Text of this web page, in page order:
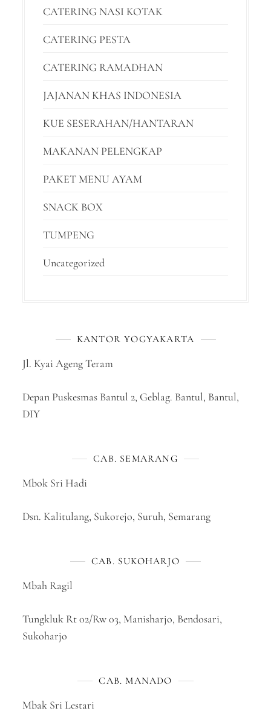
CATERING NASI KOTAK
CATERING PESTA
CATERING RAMADHAN
JAJANAN KHAS INDONESIA
KUE SESERAHAN/HANTARAN
MAKANAN PELENGKAP
PAKET MENU AYAM
SNACK BOX
TUMPENG
Uncategorized
KANTOR YOGYAKARTA
Jl. Kyai Ageng Teram
Depan Puskesmas Bantul 2, Geblag. Bantul, Bantul,
DIY
CAB. SEMARANG
Mbok Sri Hadi
Dsn. Kalitulang, Sukorejo, Suruh, Semarang
CAB. SUKOHARJO
Mbah Ragil
Tungkluk Rt 02/Rw 03, Manisharjo, Bendosari,
Sukoharjo
CAB. MANADO
Mbak Sri Lestari